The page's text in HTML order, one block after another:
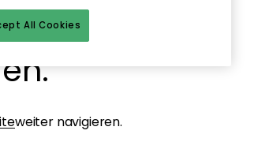
nicht
weiter navigieren.
All Cookies